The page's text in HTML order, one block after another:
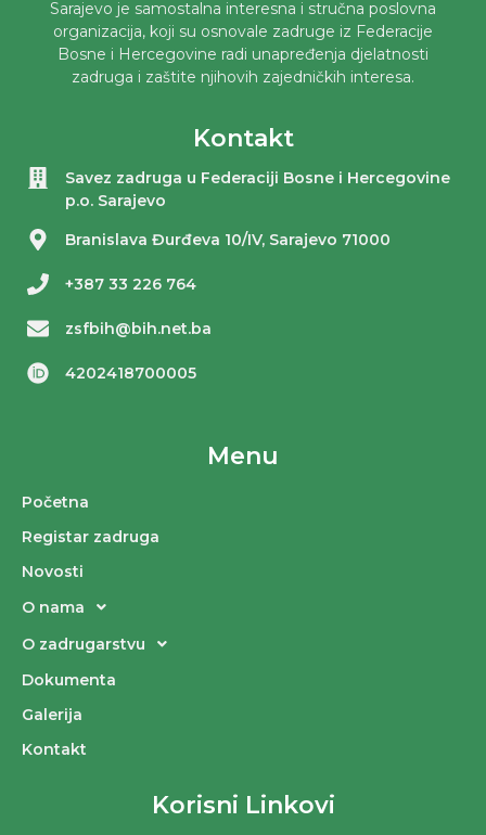
Sarajevo je samostalna interesna i stručna poslovna
organizacija, koji su osnovale zadruge iz Federacije
Bosne i Hercegovine radi unapređenja djelatnosti
zadruga i zaštite njihovih zajedničkih interesa.
Kontakt
Savez zadruga u Federaciji Bosne i Hercegovine
p.o. Sarajevo
Branislava Đurđeva 10/IV, Sarajevo 71000
+387 33 226 764
zsfbih@bih.net.ba
4202418700005
Menu
Početna
Registar zadruga
Novosti
O nama
O zadrugarstvu
Dokumenta
Galerija
Kontakt
Korisni Linkovi